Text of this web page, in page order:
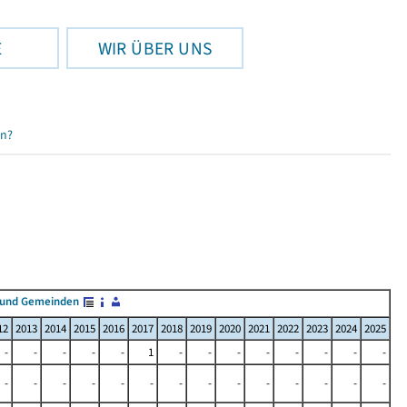
WIR ÜBER UNS
Gemeinden
2013 2014 2015 2016 2017 2018 2019 2020 2021 2022 2023 2024 2025
- - - - - 1 - - - - - - -
-
- - - - - - - - - - - - -
-